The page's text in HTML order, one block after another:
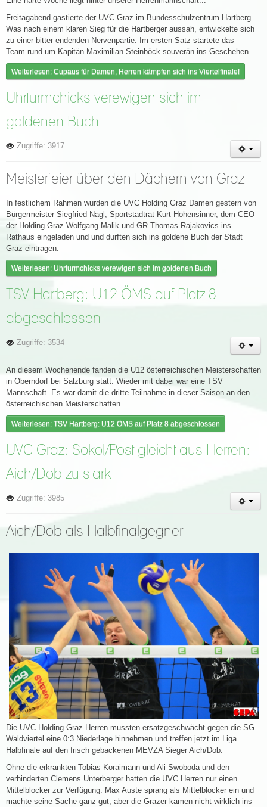
Freitagabend gastierte der UVC Graz im Bundesschulzentrum Hartberg.
Was nach einem klaren Sieg für die Hartberger aussah, entwickelte sich
zu einer bitter endenden Nervenpartie. Im ersten Satz startete das
Team rund um Kapitän Maximilian Steinböck souverän ins Geschehen.
Weiterlesen: Cupaus für Damen, Herren kämpfen sich ins Viertelfinale!
Uhrturmchicks verewigen sich im
goldenen Buch
Zugriffe: 3917
Meisterfeier über den Dächern von Graz
In festlichem Rahmen wurden die UVC Holding Graz Damen gestern von
Bürgermeister Siegfried Nagl, Sportstadtrat Kurt Hohensinner, dem CEO
der Holding Graz Wolfgang Malik und GR Thomas Rajakovics ins
Rathaus eingeladen und und durften sich ins goldene Buch der Stadt
Graz eintragen.
Weiterlesen: Uhrturmchicks verewigen sich im goldenen Buch
TSV Hartberg: U12 ÖMS auf Platz 8
abgeschlossen
Zugriffe: 3534
An diesem Wochenende fanden die U12 österreichischen Meisterschaften
in Oberndorf bei Salzburg statt. Wieder mit dabei war eine TSV
Mannschaft. Es war damit die dritte Teilnahme in dieser Saison an den
österreichischen Meisterschaften.
Weiterlesen: TSV Hartberg: U12 ÖMS auf Platz 8 abgeschlossen
UVC Graz: Sokol/Post gleicht aus Herren:
Aich/Dob zu stark
Zugriffe: 3985
Aich/Dob als Halbfinalgegner
Die UVC Holding Graz Herren mussten ersatzgeschwächt gegen die SG
Waldviertel eine 0:3 Niederlage hinnehmen und treffen jetzt im Liga
Halbfinale auf den frisch gebackenen MEVZA Sieger Aich/Dob.
Ohne die erkrankten Tobias Koraimann und Ali Swoboda und den
verhinderten Clemens Unterberger hatten die UVC Herren nur einen
Mittelblocker zur Verfügung. Max Auste sprang als Mittelblocker ein und
machte seine Sache ganz gut, aber die Grazer kamen nicht wirklich ins